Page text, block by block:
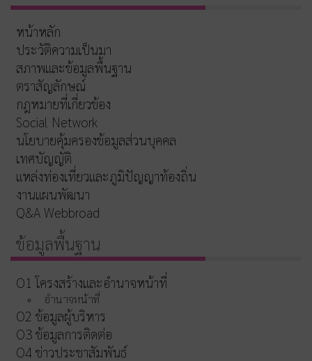
หน้าหลัก
ประวัติความเป็นมา
สภาพและข้อมูลพื้นฐาน
ตราสัญลักษณ์
กฎหมายที่เกี่ยวข้อง
Social Network
นโยบายคุ้มครองข้อมูลส่วนบุคคล
เทศบัญญัติ
แหล่งท่องเที่ยวและภูมิปัญญาท้องถิ่น
งานแผนพัฒนา
Q&A Webbroad
ข้อมูลพื้นฐาน
O1 โครงสร้างและอำนาจหน้าที่
อำนาจหน้าที่
O2 ข้อมูลผู้บริหาร
O3 ข้อมูลการติดต่อ
O4 ข่าวประชาสัมพันธ์